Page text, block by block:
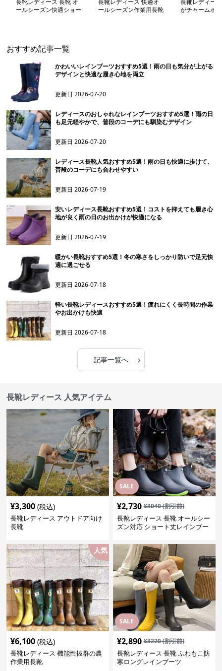
長靴レディース 長靴 オ
ールシーズン快適ショー
長靴レディース 快適オ
ールシーズン作業用長靴
長靴レディー
がチャームポ
おすすめ記事一覧
かわいいレインブーツおすすめ5選！雨の日も気分が上がる
デザインと快適な履き心地を両立
更新日2026-07-20
レディースのおしゃれなレインブーツおすすめ5選！雨の日
も足元軽やかで、普段のコーデにも馴染むデザイン
更新日2026-07-20
レディース長靴人気おすすめ5選！雨の日も快適に歩けて、
普段のコーデにも合わせやすい
更新日2026-07-19
安いレディース長靴おすすめ5選！コストを抑えても履き心
地が良く雨の日のお出かけが快適になる
更新日2026-07-19
暖かい長靴おすすめ5選！冬の寒さをしっかり防いで足元快
適に過ごせる
更新日2026-07-18
軽い長靴レディースおすすめ5選！疲れにくく長時間の作業
やお出かけも快適
更新日2026-07-18
記事一覧へ ›
長靴レディース 人気アイテム
¥3,300 (税込)
長靴レディース アウトドア向け
長靴
SALE
¥2,730 ¥3040(割引前)
長靴レディース 長靴 オールシー
ズン対応 ショート丈レインブー
人気
¥6,100 (税込)
長靴レディース 機能性抜群の農
作業用長靴
SALE
¥2,890 ¥3220(割引前)
長靴レディース 長靴 ふわもこ防
寒ロングレインブーツ